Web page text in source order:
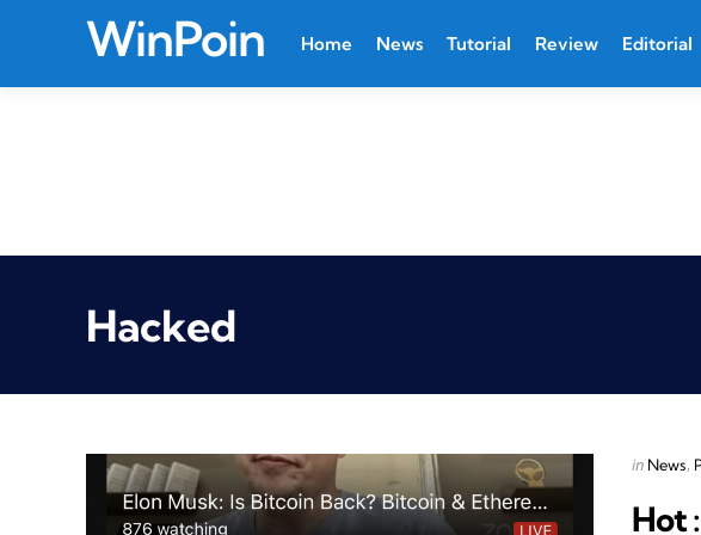
WinPoin Home News Tutorial Review Editorial
Hacked
Posted
in News
Hot